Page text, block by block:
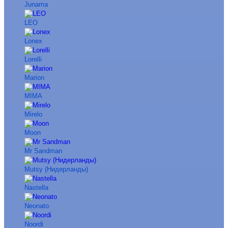
Junama
LEO
Lonex
Lorelli
Marion
MIMA
Mirelo
Moon
Mr Sandman
Mutsy (Нидерланды)
Nastella
Neonato
Noordi